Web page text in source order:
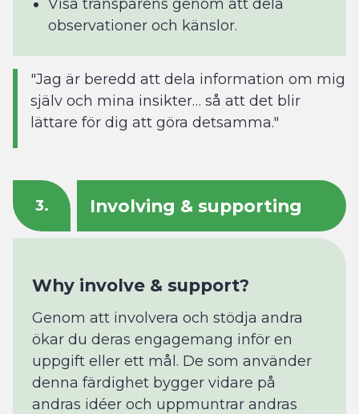
Visa transparens genom att dela
observationer och känslor.
"Jag är beredd att dela information om mig
själv och mina insikter… så att det blir
lättare för dig att göra detsamma."
3. Involving & supporting
Why involve & support?
Genom att involvera och stödja andra
ökar du deras engagemang inför en
uppgift eller ett mål. De som använder
denna färdighet bygger vidare på
andras idéer och uppmuntrar andras